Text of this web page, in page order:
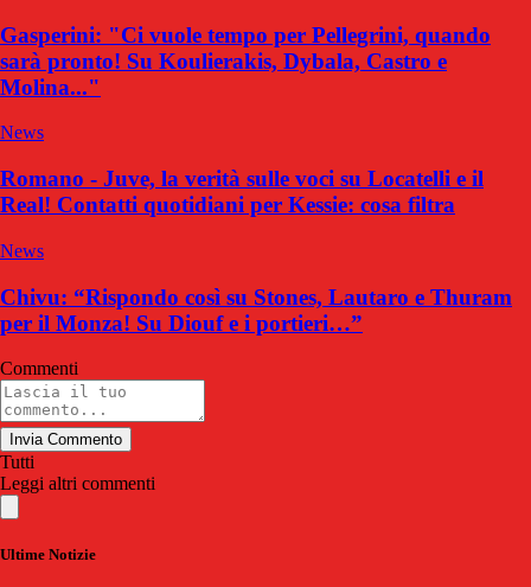
Gasperini: "Ci vuole tempo per Pellegrini, quando
sarà pronto! Su Koulierakis, Dybala, Castro e
Molina..."
News
Romano - Juve, la verità sulle voci su Locatelli e il
Real! Contatti quotidiani per Kessie: cosa filtra
News
Chivu: “Rispondo così su Stones, Lautaro e Thuram
per il Monza! Su Diouf e i portieri…”
Commenti
Invia Commento
Tutti
Leggi altri commenti
Ultime Notizie